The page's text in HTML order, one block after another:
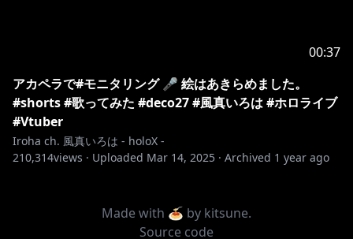
00:37
アカペラで#モニタリング 🎤 絵はあきらめました。
#shorts #歌ってみた #deco27 #風真いろは #ホロライブ
#Vtuber
Iroha ch. 風真いろは - holoX -
210,314views · Uploaded Mar 14, 2025 · Archived 1 year ago
Made with 🍝 by kitsune.
Source code